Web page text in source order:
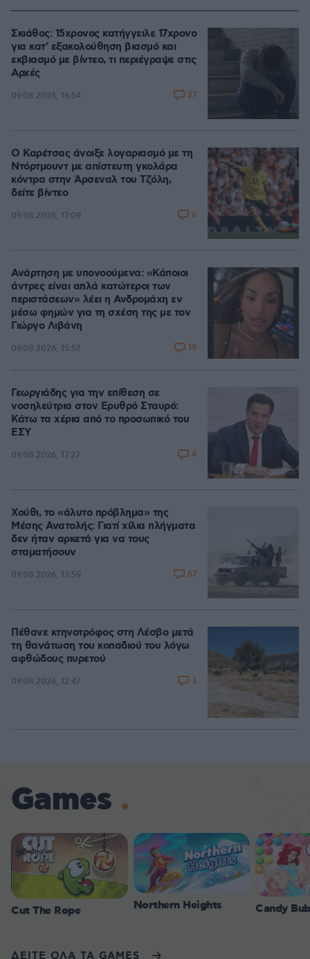
Σκιάθος: 15χρονος κατήγγειλε 17χρονο
για κατ' εξακολούθηση βιασμό και
εκβιασμό με βίντεο, τι περιέγραψε στις
Αρχές
09.08.2026, 16:54 27
Ο Καρέτσας άνοιξε λογαριασμό με τη
Ντόρτμουντ με απίστευτη γκολάρα
κόντρα στην Άρσεναλ του Τζόλη,
δείτε βίντεο
09.08.2026, 17:09 6
Ανάρτηση με υπονοούμενα: «Κάποιοι
άντρες είναι απλά κατώτεροι των
περιστάσεων» λέει η Ανδρομάχη εν
μέσω φημών για τη σχέση της με τον
Γιώργο Λιβάνη
09.08.2026, 15:57 19
Γεωργιάδης για την επίθεση σε
νοσηλεύτρια στον Ερυθρό Σταυρό:
Κάτω τα χέρια από το προσωπικό του
ΕΣΥ
09.08.2026, 17:27 4
Χούθι, το «άλυτο πρόβλημα» της
Μέσης Ανατολής: Γιατί χίλια πλήγματα
δεν ήταν αρκετά για να τους
σταματήσουν
09.08.2026, 13:59 67
Πέθανε κτηνοτρόφος στη Λέσβο μετά
τη θανάτωση του κοπαδιού του λόγω
αφθώδους πυρετού
09.08.2026, 12:47 3
Games
Cut The Rope Northern Heights Candy